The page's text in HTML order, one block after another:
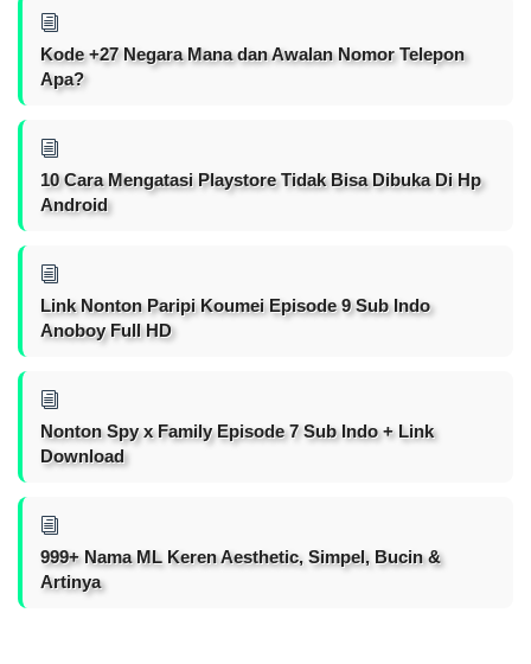
Kode +27 Negara Mana dan Awalan Nomor Telepon
Apa?
10 Cara Mengatasi Playstore Tidak Bisa Dibuka Di Hp
Android
Link Nonton Paripi Koumei Episode 9 Sub Indo
Anoboy Full HD
Nonton Spy x Family Episode 7 Sub Indo + Link
Download
999+ Nama ML Keren Aesthetic, Simpel, Bucin &
Artinya